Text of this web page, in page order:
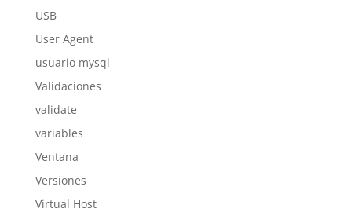
USB
User Agent
usuario mysql
Validaciones
validate
variables
Ventana
Versiones
Virtual Host